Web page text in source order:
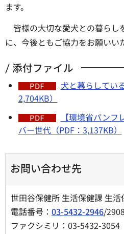
ます。
皆様の大切な愛犬との暮らし
に、今後ともご協力をお願いい
添付ファイル
犬と暮らしてい
2,704KB）
【環境省パン
バー世代（PDF：3,137KB）
お問い合わせ先
世田谷保健所 生活保健課 生活
電話番号： 03-5432-2946/2908
ファクシミリ：03-5432-3054